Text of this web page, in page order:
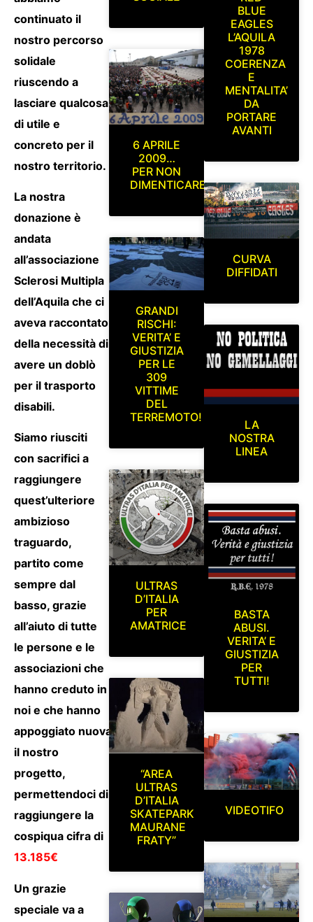
continuato il
nostro percorso
solidale
riuscendo a
lasciare qualcosa
di utile e
concreto per il
nostro territorio.
La nostra
donazione è
andata
all’associazione
Sclerosi Multipla
dell’Aquila che ci
aveva raccontato
della necessità di
avere un doblò
per il trasporto
disabili.
Siamo riusciti
con sacrifici a
raggiungere
quest’ulteriore
ambizioso
traguardo,
partito come
sempre dal
basso, grazie
all’aiuto di tutte
le persone e le
associazioni che
hanno creduto in
noi e che hanno
appoggiato nuovamente
il nostro
progetto,
permettendoci di
raggiungere la
cospiqua cifra di
13.185€
Un grazie
speciale va a
6 APRILE
2009…
PER NON
DIMENTICARE
GRANDI
RISCHI:
VERITA’ E
GIUSTIZIA
PER LE
309
VITTIME
DEL
TERREMOTO!
ULTRAS
D’ITALIA
PER
AMATRICE
“AREA
ULTRAS
D’ITALIA
SKATEPARK
MAURANE
FRATY”
BLUE
EAGLES
L’AQUILA
1978
COERENZA
E
MENTALITA’
DA
PORTARE
AVANTI
CURVA
DIFFIDATI
LA
NOSTRA
LINEA
BASTA
ABUSI.
VERITA’ E
GIUSTIZIA
PER
TUTTI!
VIDEOTIFO